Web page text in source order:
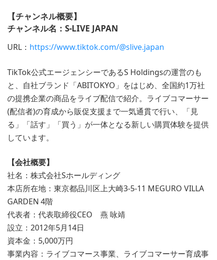
【チャンネル概要】
チャンネル名：S-LIVE JAPAN
URL： https://www.tiktok.com/@slive.japan
TikTok公式エージェンシーであるS Holdingsの運営のも
と、自社ブランド「ABITOKYO」をはじめ、全国約1万社
の提携企業の商品をライブ配信で紹介。ライブコマーサー
(配信者)の育成から販促支援まで一気通貫で行い、「見
る」「話す」「買う」が一体となる新しい購買体験を提供
しています。
【会社概要】
社名：株式会社Sホールディング
本店所在地：東京都品川区上大崎3-5-11 MEGURO VILLA
GARDEN 4階
代表者：代表取締役CEO 燕 咏靖
設立：2012年5月14日
資本金：5,000万円
事業内容：ライブコマース事業、ライブコマーサー育成事